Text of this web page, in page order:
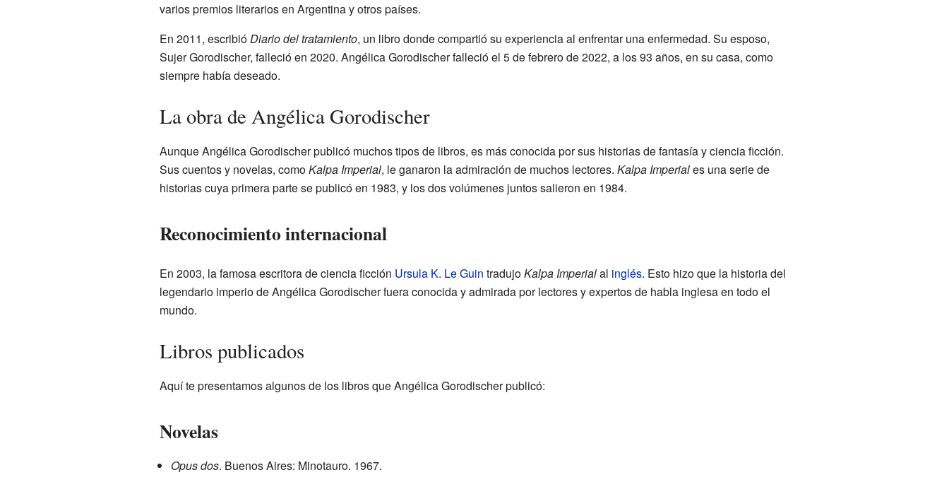
varios premios literarios en Argentina y otros países.
En 2011, escribióDiario del tratamiento, un libro donde compartió su experiencia al enfrentar una enfermedad. Su esposo,
Sujer Gorodischer, falleció en 2020. Angélica Gorodischer falleció el 5 de febrero de 2022, a los 93 años, en su casa, como
siempre había deseado.
La obra de Angélica Gorodischer
Aunque Angélica Gorodischer publicó muchos tipos de libros, es más conocida por sus historias de fantasía y ciencia ficción.
Sus cuentos y novelas, comoKalpa Imperial, le ganaron la admiración de muchos lectores. Kalpa Imperiales una serie de
historias cuya primera parte se publicó en 1983, y los dos volúmenes juntos salieron en 1984.
Reconocimiento internacional
En 2003, la famosa escritora de ciencia ficción Ursula K. Le Guin tradujoKalpa Imperialal inglés. Esto hizo que la historia del
legendario imperio de Angélica Gorodischer fuera conocida y admirada por lectores y expertos de habla inglesa en todo el
mundo.
Libros publicados
Aquí te presentamos algunos de los libros que Angélica Gorodischer publicó:
Novelas
Opus dos. Buenos Aires: Minotauro. 1967.